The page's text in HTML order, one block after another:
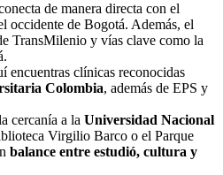
de manera directa con el
occidente de Bogotá. Además, el
TransMilenio y vías clave como la
encuentras clínicas reconocidas
Colombia, además de EPS y
cercanía a la Universidad Nacional
Virgilio Barco o el Parque
balance entre estudió, cultura y